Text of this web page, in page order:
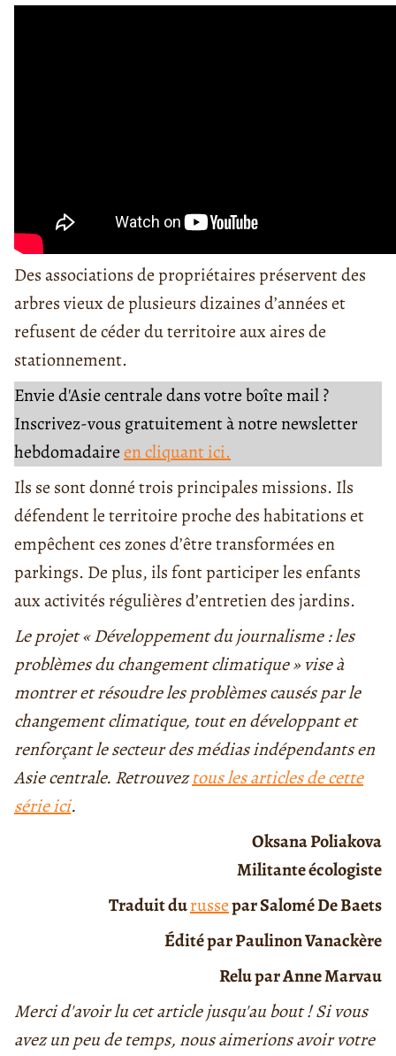
Des associations de propriétaires préservent des
arbres vieux de plusieurs dizaines d’années et
refusent de céder du territoire aux aires de
stationnement.
Envie d'Asie centrale dans votre boîte mail ?
Inscrivez-vous gratuitement à notre newsletter
hebdomadaireen cliquant ici.
Ils se sont donné trois principales missions. Ils
défendent le territoire proche des habitations et
empêchent ces zones d’être transformées en
parkings. De plus, ils font participer les enfants
aux activités régulières d’entretien des jardins.
Le projet « Développement du journalisme : les
problèmes du changement climatique » vise à
montrer et résoudre les problèmes causés par le
changement climatique, tout en développant et
renforçant le secteur des médias indépendants en
Asie centrale. Retrouveztous les articles de cette
série ici.
Oksana Poliakova
Militante écologiste
Traduit durussepar Salomé De Baets
Édité par Paulinon Vanackère
Relu par Anne Marvau
Merci d'avoir lu cet article jusqu'au bout ! Si vous
avez un peu de temps, nous aimerions avoir votre